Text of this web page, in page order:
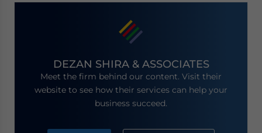
DEZAN SHIRA & ASSOCIATES
Meet the firm behind our content. Visit their
website to see how their services can help your
business succeed.